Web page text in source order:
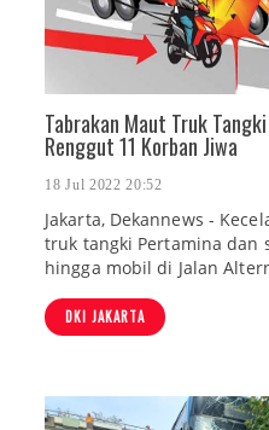
Tabrakan Maut Truk
Renggut 11 Korban Jiwa
18 Jul 2022 20:52
Jakarta, Dekannews -
truk tangki Pertamina dan
hingga mobil di Jalan
DKI JAKARTA